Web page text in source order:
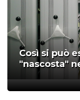
Così si può
"nascosta"